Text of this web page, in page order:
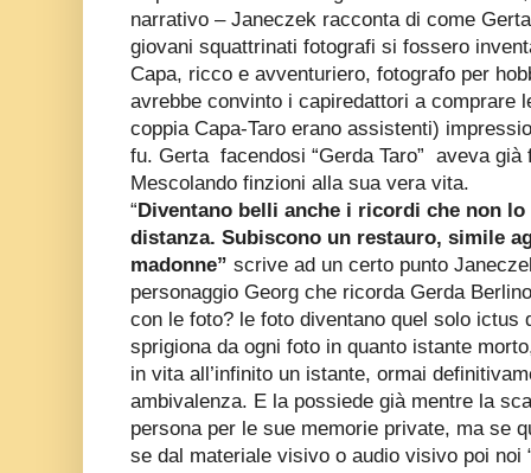
narrativo – Janeczek racconta di come
giovani squattrinati fotografi si fossero
Capa, ricco e avventuriero, fotografo per
avrebbe convinto i capiredattori a comprare
coppia Capa-Taro erano assistenti)
fu. Gerta facendosi “Gerda Taro” aveva
Mescolando finzioni alla sua vera vita.
“Diventano belli anche i ricordi che non
distanza. Subiscono un restauro, simile
madonne” scrive ad un certo punto
personaggio Georg che ricorda Gerda
con le foto? le foto diventano quel solo ictus
sprigiona da ogni foto in quanto istante
in vita all’infinito un istante, ormai
ambivalenza. E la possiede già mentre la
persona per le sue memorie private, ma se
se dal materiale visivo o audio visivo poi noi